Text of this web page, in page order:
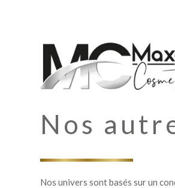
Nos
Nos univers sont basés sur un